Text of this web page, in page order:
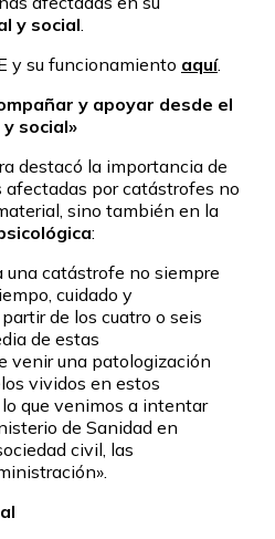
y social.
y su funcionamiento aquí.
y apoyar desde el
social»
destacó la importancia de
por catástrofes no
sino también en la
:
una catástrofe no siempre
cuidado y
de los cuatro o seis
de estas
venir una patologización
vividos en estos
que venimos a intentar
de Sanidad en
civil, las